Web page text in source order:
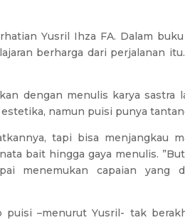
Yusril Ihza FA. Dalam
berharga dari perjalanan
dengan menulis karya sastra
namun puisi punya
tapi bisa menjangkau
bait hingga gaya menulis.
menemukan capaian yang
puisi –menurut Yusril- tak